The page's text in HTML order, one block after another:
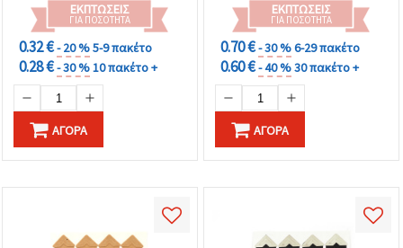
ΕΚΠΤΏΣΕΙΣ
ΓΙΑ ΠΟΣΌΤΗΤΑ
0.32 €- 20 %5-9 πακέτο
0.28 €- 30 %10 πακέτο +
ΑΓΟΡΆ
ΕΚΠΤΏΣΕΙΣ
ΓΙΑ ΠΟΣΌΤΗΤΑ
0.70 €- 30 %6-29 πακέτο
0.60 €- 40 %30 πακέτο +
ΑΓΟΡΆ